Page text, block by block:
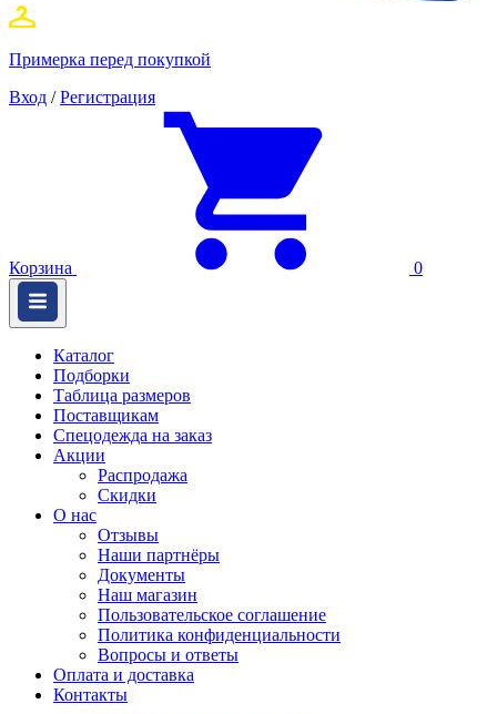
Примерка перед покупкой
Вход / Регистрация
Корзина 0
Каталог
Подборки
Таблица размеров
Поставщикам
Спецодежда на заказ
Акции
Распродажа
Скидки
О нас
Отзывы
Наши партнёры
Документы
Наш магазин
Пользовательское соглашение
Политика конфиденциальности
Вопросы и ответы
Оплата и доставка
Контакты